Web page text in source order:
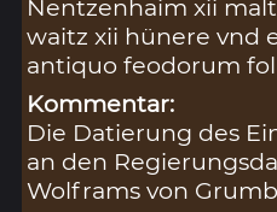
Nentzenhaim xii
waitz xii hünere vnd
antiquo feodorum fol
Kommentar:
Die Datierung des
an den
Wolframs von